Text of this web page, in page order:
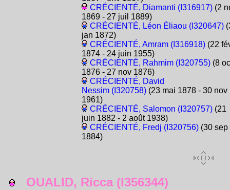
CRÉCIENTÉ, Diamanti (I316917)(2
1869 - 27 juil 1889)
CRÉCIENTÉ, Léon Éliaou (I320647)
jan 1872)
CRÉCIENTÉ, Amram (I316918)(22
1874 - 24 juin 1955)
CRÉCIENTÉ, Rahmim (I320755)(8
1876 - 27 nov 1876)
CRÉCIENTÉ, David
Nessim (I320758)(23 mai 1878 - 30 nov
1961)
CRÉCIENTÉ, Salomon (I320757)(21
juin 1882 - 2 août 1938)
CRÉCIENTÉ, Fredj (I320756)(30 sep
1884)
OUALID, Ricca (I356344)